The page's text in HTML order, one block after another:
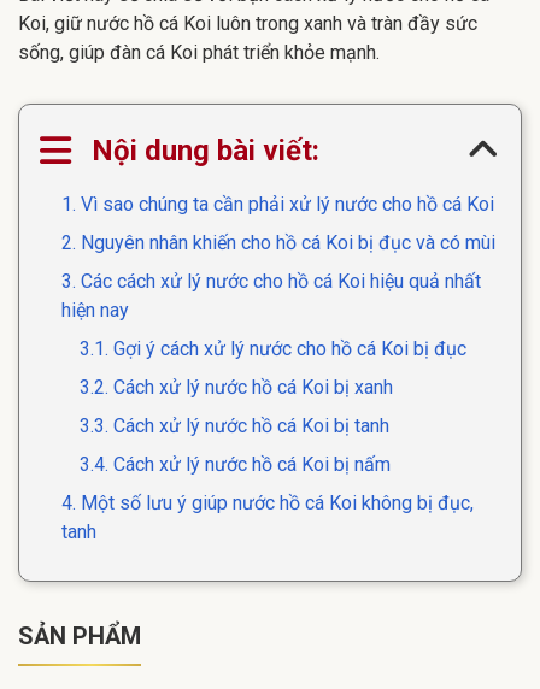
Koi, giữ nước hồ cá Koi luôn trong xanh và tràn đầy sức
sống, giúp đàn cá Koi phát triển khỏe mạnh.
Nội dung bài viết:
1. Vì sao chúng ta cần phải xử lý nước cho hồ cá Koi
2. Nguyên nhân khiến cho hồ cá Koi bị đục và có mùi
3. Các cách xử lý nước cho hồ cá Koi hiệu quả nhất
hiện nay
3.1. Gợi ý cách xử lý nước cho hồ cá Koi bị đục
3.2. Cách xử lý nước hồ cá Koi bị xanh
3.3. Cách xử lý nước hồ cá Koi bị tanh
3.4. Cách xử lý nước hồ cá Koi bị nấm
4. Một số lưu ý giúp nước hồ cá Koi không bị đục,
tanh
SẢN PHẨM